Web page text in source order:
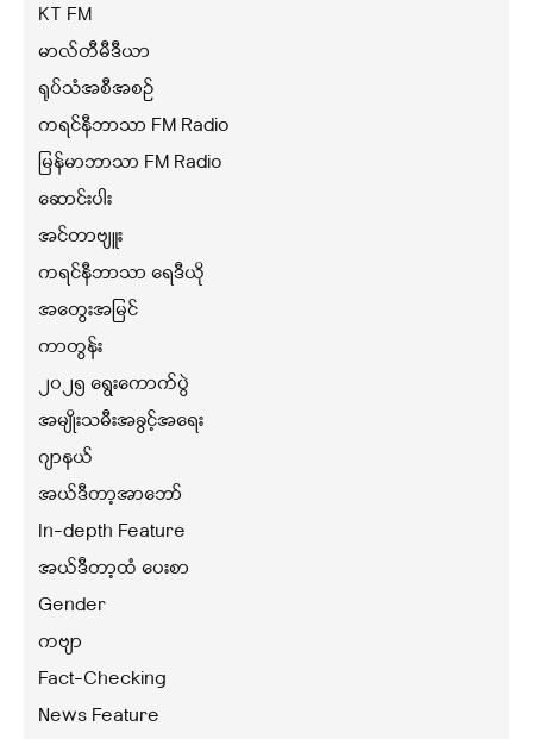
KT FM
မာလ်တီမီဒီယာ
ရုပ်သံအစီအစဉ်
ကရင်နီဘာသာ FM Radio
မြန်မာဘာသာ FM Radio
ဆောင်းပါး
အင်တာဗျူး
ကရင်နီဘာသာ ရေဒီယို
အတွေးအမြင်
ကာတွန်း
၂၀၂၅ ရွေးကောက်ပွဲ
အမျိုးသမီးအခွင့်အရေး
ဂျာနယ်
အယ်ဒီတာ့အာဘော်
In-depth Feature
အယ်ဒီတာ့ထံ ပေးစာ
Gender
ကဗျာ
Fact-Checking
News Feature